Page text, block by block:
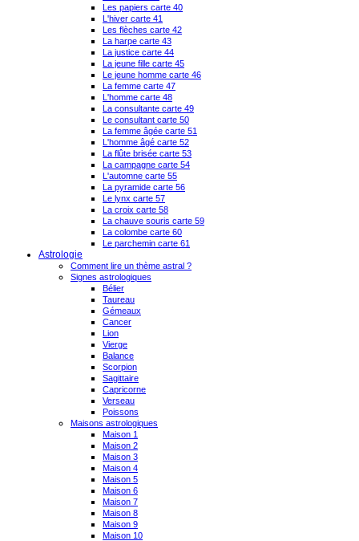
Les papiers carte 40
L'hiver carte 41
Les flèches carte 42
La harpe carte 43
La justice carte 44
La jeune fille carte 45
Le jeune homme carte 46
La femme carte 47
L'homme carte 48
La consultante carte 49
Le consultant carte 50
La femme âgée carte 51
L'homme âgé carte 52
La flûte brisée carte 53
La campagne carte 54
L'automne carte 55
La pyramide carte 56
Le lynx carte 57
La croix carte 58
La chauve souris carte 59
La colombe carte 60
Le parchemin carte 61
Astrologie
Comment lire un thème astral ?
Signes astrologiques
Bélier
Taureau
Gémeaux
Cancer
Lion
Vierge
Balance
Scorpion
Sagittaire
Capricorne
Verseau
Poissons
Maisons astrologiques
Maison 1
Maison 2
Maison 3
Maison 4
Maison 5
Maison 6
Maison 7
Maison 8
Maison 9
Maison 10